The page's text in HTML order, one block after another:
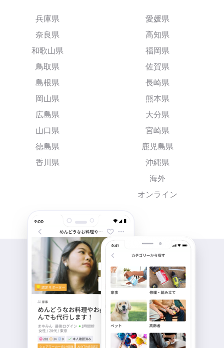
兵庫県
奈良県
和歌山県
鳥取県
島根県
岡山県
広島県
山口県
徳島県
香川県
愛媛県
高知県
福岡県
佐賀県
長崎県
熊本県
大分県
宮崎県
鹿児島県
沖縄県
海外
オンライン